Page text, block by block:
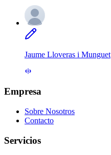
Jaume Lloveras i Munguet
Empresa
Sobre Nosotros
Contacto
Servicios